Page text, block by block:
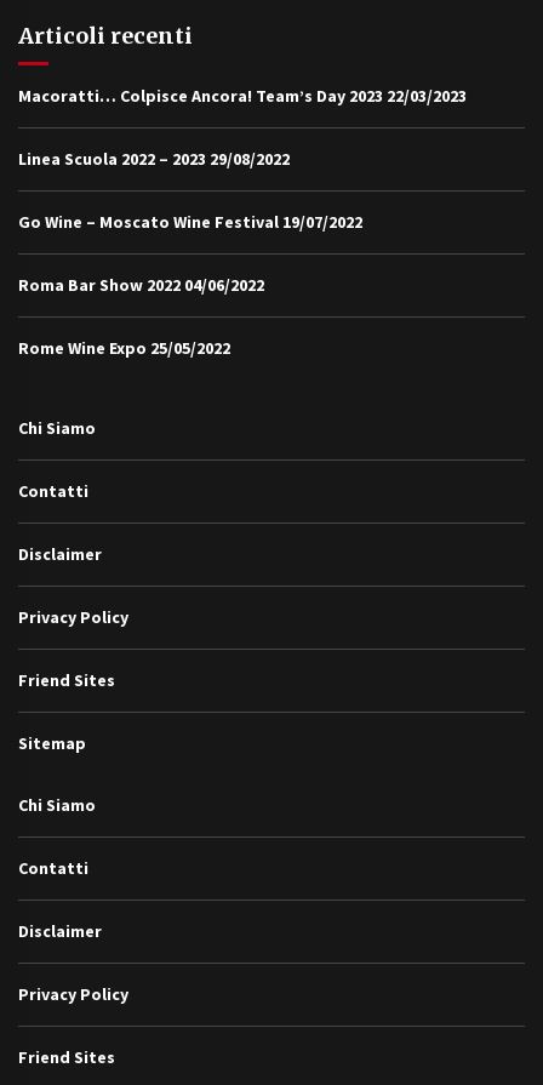
Articoli recenti
Macoratti… Colpisce Ancora! Team’s Day 2023 22/03/2023
Linea Scuola 2022 – 2023 29/08/2022
Go Wine – Moscato Wine Festival 19/07/2022
Roma Bar Show 2022 04/06/2022
Rome Wine Expo 25/05/2022
Chi Siamo
Contatti
Disclaimer
Privacy Policy
Friend Sites
Sitemap
Chi Siamo
Contatti
Disclaimer
Privacy Policy
Friend Sites